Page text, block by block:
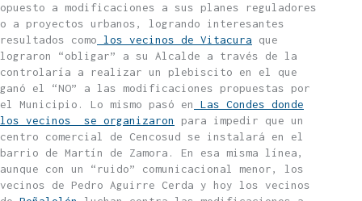
opuesto a modificaciones a sus planes reguladores
o a proyectos urbanos, logrando interesantes
resultados como los vecinos de Vitacura que
lograron “obligar” a su Alcalde a través de la
controlaría a realizar un plebiscito en el que
ganó el “NO” a las modificaciones propuestas por
el Municipio. Lo mismo pasó en
Las Condes donde
los vecinos se organizaron
para impedir que un
centro comercial de Cencosud se instalará en el
barrio de Martín de Zamora. En esa misma línea,
aunque con un “ruido” comunicacional menor, los
vecinos de Pedro Aguirre Cerda y hoy los vecinos